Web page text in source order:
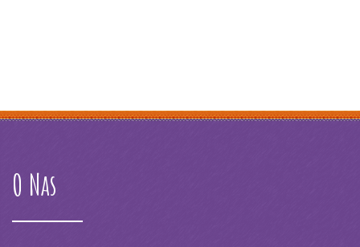
O Nas